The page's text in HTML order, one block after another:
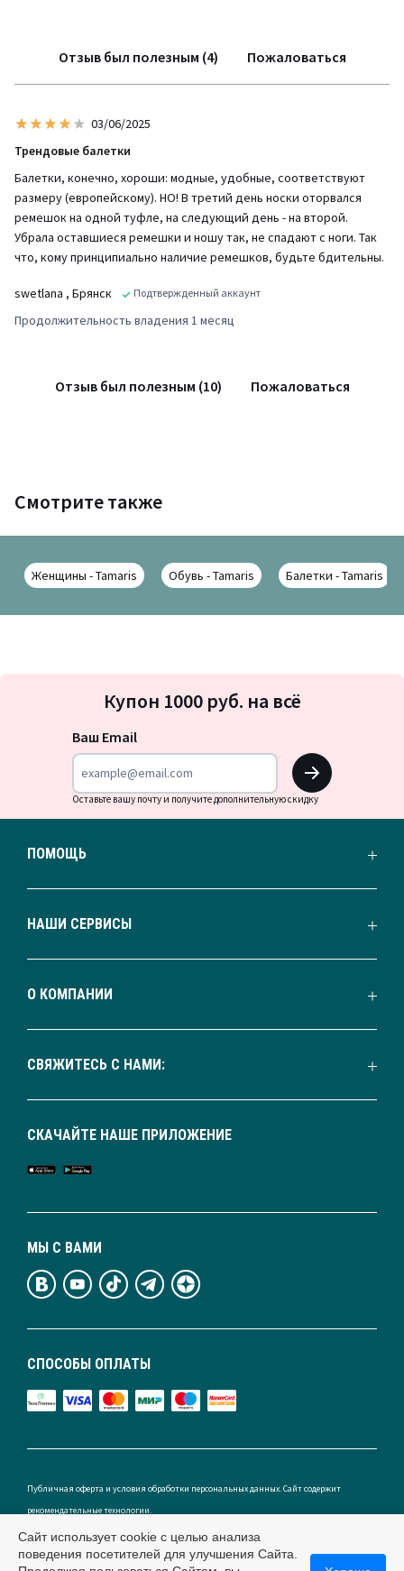
Отзыв был полезным (4) Пожаловаться
03/06/2025
Трендовые балетки
Балетки, конечно, хороши: модные, удобные, соответствуют
размеру (европейскому). НО! В третий день носки оторвался
ремешок на одной туфле, на следующий день - на второй.
Убрала оставшиеся ремешки и ношу так, не спадают с ноги. Так
что, кому принципиально наличие ремешков, будьте бдительны.
swetlana , Брянск Подтвержденный аккаунт
Продолжительность владения 1 месяц
Отзыв был полезным (10) Пожаловаться
Смотрите также
Женщины - Tamaris Обувь - Tamaris Балетки - Tamaris
на
Купон 1000 руб. на всё
Ваш Email
OK
Оставьте вашу почту и получите дополнительную скидку
ПОМОЩЬ
НАШИ СЕРВИСЫ
О КОМПАНИИ
СВЯЖИТЕСЬ С НАМИ:
СПОСОБЫ ОПЛАТЫ
МЫ С ВАМИ
СКАЧАЙТЕ НАШЕ ПРИЛОЖЕНИЕ
Публичная оферта и условия обработки персональных данных. Сайт содержит
рекомендательные технологии.
Сайт использует cookie с целью анализа
поведения посетителей для улучшения Сайта.